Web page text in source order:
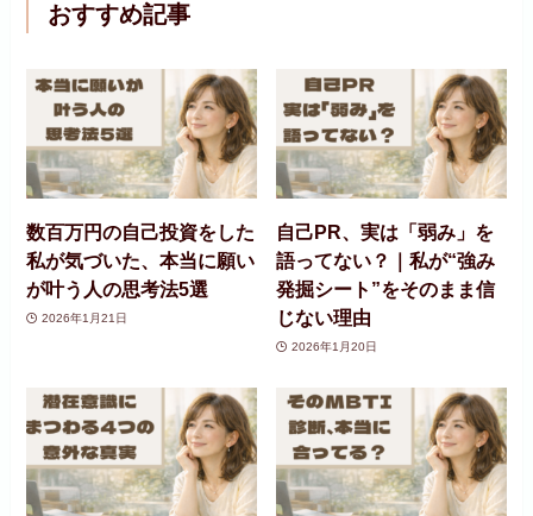
おすすめ記事
数百万円の自己投資をした
私が気づいた、本当に願い
が叶う人の思考法5選
2026年1月21日
自己PR、実は「弱み」を
語ってない？｜私が“強み
発掘シート”をそのまま信
じない理由
2026年1月20日